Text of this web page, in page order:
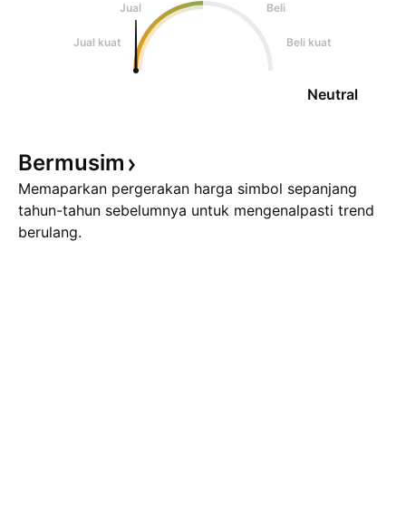
Jual
Beli
Jual kuat Beli kuat
Neutral
Bermusim
Memaparkan pergerakan harga simbol sepanjang
tahun-tahun sebelumnya untuk mengenalpasti trend
berulang.